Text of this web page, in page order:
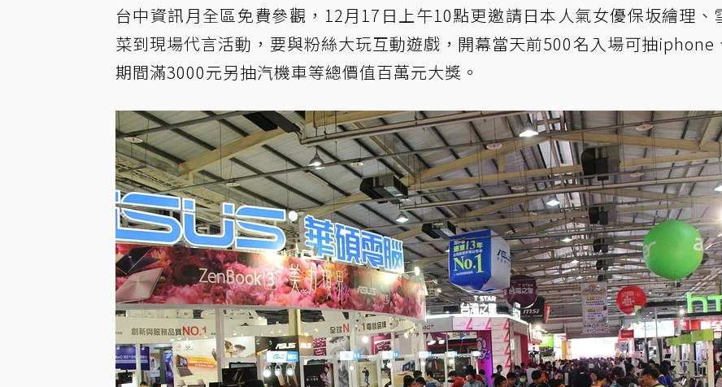
台中資訊月全區免費參觀，12月17日上午10點更邀請日本人氣女優保坂繪理、
菜到現場代言活動，要與粉絲大玩互動遊戲，開幕當天前500名入場可抽iphone
期間滿3000元另抽汽機車等總價值百萬元大獎。